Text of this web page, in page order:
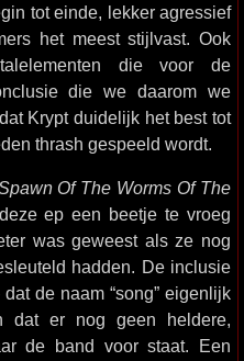
tot einde, lekker agressief
het meest stijlvast. Ook
die voor de
die we daarom we
Krypt duidelijk het best tot
thrash gespeeld wordt.
Of The Worms Of The
ep een beetje te vroeg
was geweest als ze nog
hadden. De inclusie
dat de naam “song” eigenlijk
dat er nog geen heldere,
de band voor staat. Een